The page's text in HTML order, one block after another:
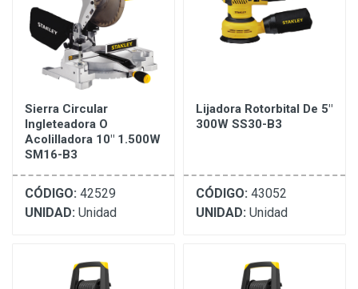
Sierra Circular
Ingleteadora O
Acolilladora 10" 1.500W
SM16-B3
CÓDIGO: 42529
UNIDAD: Unidad
Lijadora Rotorbital De 5"
300W SS30-B3
CÓDIGO: 43052
UNIDAD: Unidad